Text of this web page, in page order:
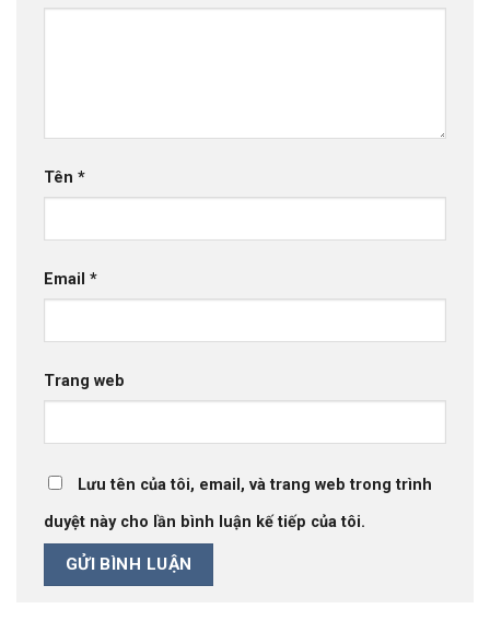
Tên *
Email *
Trang web
Lưu tên của tôi, email, và trang web trong trình
duyệt này cho lần bình luận kế tiếp của tôi.